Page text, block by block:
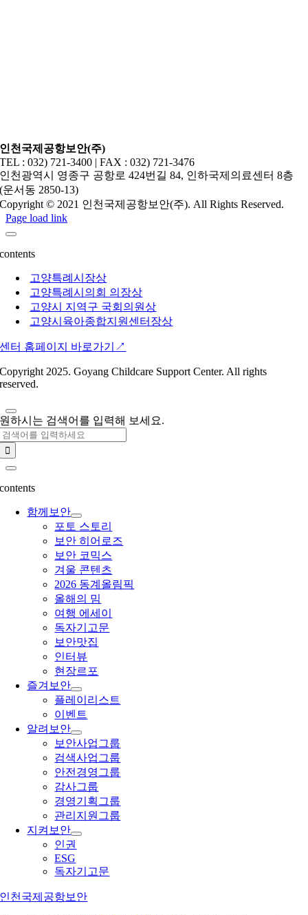
인천국제공항보안(주)
TEL : 032) 721-3400 | FAX : 032) 721-3476
인천광역시 영종구 공항로 424번길 84, 인하국제의료센터 8층
(운서동 2850-13)
Copyright © 2021 인천국제공항보안(주). All Rights Reserved.
Page load link
contents
고양특례시장상
고양특례시의회 의장상
고양시 지역구 국회의원상
고양시육아종합지원센터장상
센터 홈페이지 바로가기↗︎
Copyright 2025. Goyang Childcare Support Center. All rights
reserved.
원하시는 검색어를 입력해 보세요.
contents
함께보안
포토 스토리
보안 히어로즈
보안 코믹스
겨울 콘텐츠
2026 동계올림픽
올해의 밈
여행 에세이
독자기고문
보안맛집
인터뷰
현장르포
즐겨보안
플레이리스트
이벤트
알려보안
보안사업그룹
검색사업그룹
안전경영그룹
감사그룹
경영기획그룹
관리지원그룹
지켜보안
인권
ESG
독자기고문
인천국제공항보안